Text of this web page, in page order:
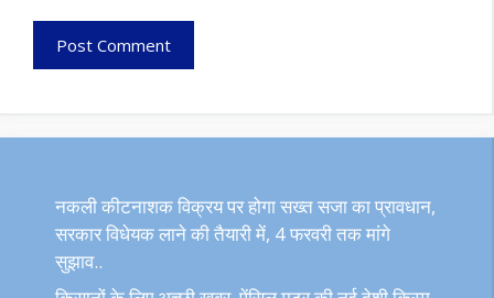
नकली कीटनाशक विक्रय पर होगा सख्त सजा का प्रावधान,
सरकार विधेयक लाने की तैयारी में, 4 फरवरी तक मांगे
सुझाव..